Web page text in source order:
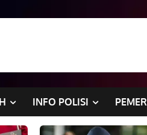
INFO POLISI